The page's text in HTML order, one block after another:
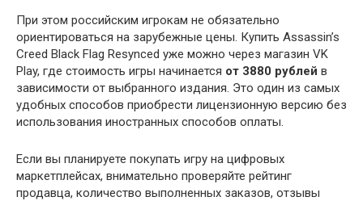
При этом российским игрокам не обязательно
ориентироваться на зарубежные цены. Купить Assassin’s
Creed Black Flag Resynced уже можно через магазин VK
Play, где стоимость игры начинается от 3880 рублей в
зависимости от выбранного издания. Это один из самых
удобных способов приобрести лицензионную версию без
использования иностранных способов оплаты.
Если вы планируете покупать игру на цифровых
маркетплейсах, внимательно проверяйте рейтинг
продавца, количество выполненных заказов, отзывы